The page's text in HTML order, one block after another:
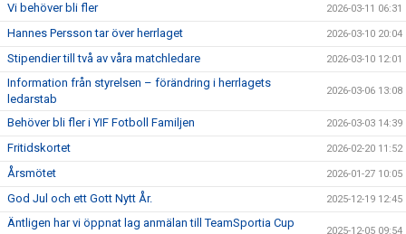
Vi behöver bli fler 2026-03-11 06:31
Hannes Persson tar över herrlaget 2026-03-10 20:04
Stipendier till två av våra matchledare 2026-03-10 12:01
Information från styrelsen – förändring i herrlagets
ledarstab
2026-03-06 13:08
Behöver bli fler i YIF Fotboll Familjen 2026-03-03 14:39
Fritidskortet 2026-02-20 11:52
Årsmötet 2026-01-27 10:05
God Jul och ett Gott Nytt År. 2025-12-19 12:45
Äntligen har vi öppnat lag anmälan till TeamSportia Cup
2025-12-05 09:54